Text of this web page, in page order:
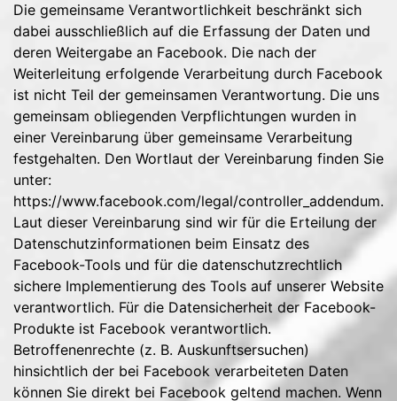
Die gemeinsame Verantwortlichkeit beschränkt sich
dabei ausschließlich auf die Erfassung der Daten und
deren Weitergabe an Facebook. Die nach der
Weiterleitung erfolgende Verarbeitung durch Facebook
ist nicht Teil der gemeinsamen Verantwortung. Die uns
gemeinsam obliegenden Verpflichtungen wurden in
einer Vereinbarung über gemeinsame Verarbeitung
festgehalten. Den Wortlaut der Vereinbarung finden Sie
unter:
https://www.facebook.com/legal/controller_addendum.
Laut dieser Vereinbarung sind wir für die Erteilung der
Datenschutzinformationen beim Einsatz des
Facebook-Tools und für die datenschutzrechtlich
sichere Implementierung des Tools auf unserer Website
verantwortlich. Für die Datensicherheit der Facebook-
Produkte ist Facebook verantwortlich.
Betroffenenrechte (z. B. Auskunftsersuchen)
hinsichtlich der bei Facebook verarbeiteten Daten
können Sie direkt bei Facebook geltend machen. Wenn